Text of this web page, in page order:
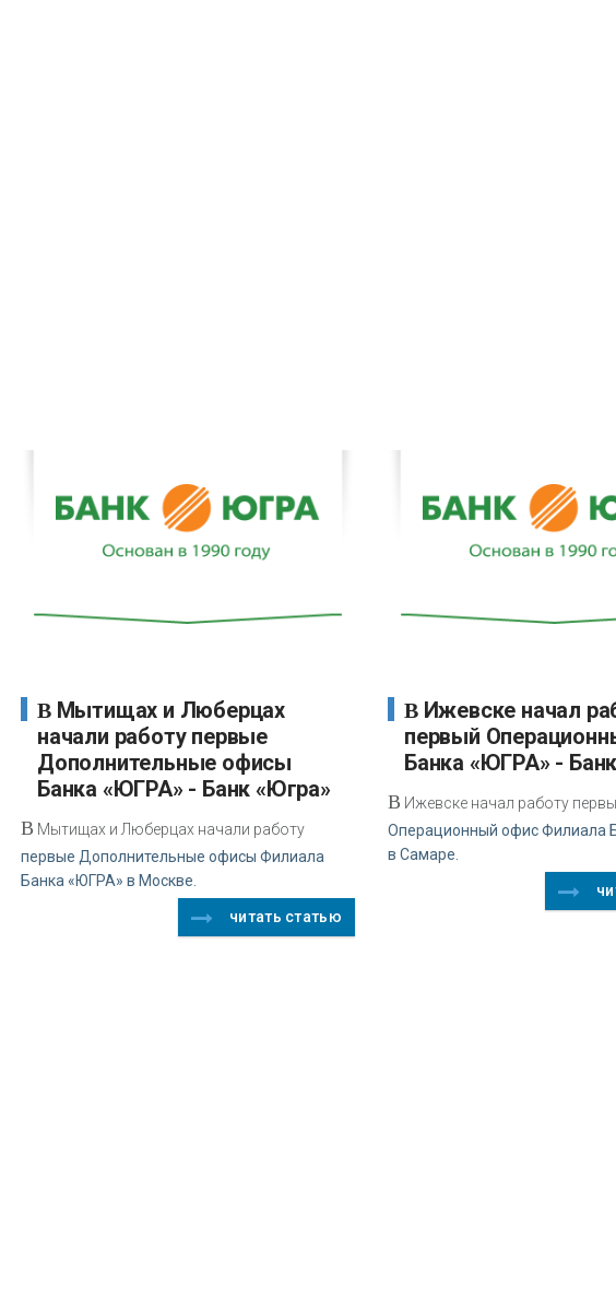
В Мытищах и Люберцах
начали работу первые
Дополнительные офисы
Банка «ЮГРА» - Банк «Югра»
В Мытищах и Люберцах начали работу
первые Дополнительные офисы Филиала
Банка «ЮГРА» в Москве.
читать статью
В Ижевске начал работу
первый
Банка «ЮГРА» -
В Ижевске начал работу
Операционный офис Филиала
в Самаре.